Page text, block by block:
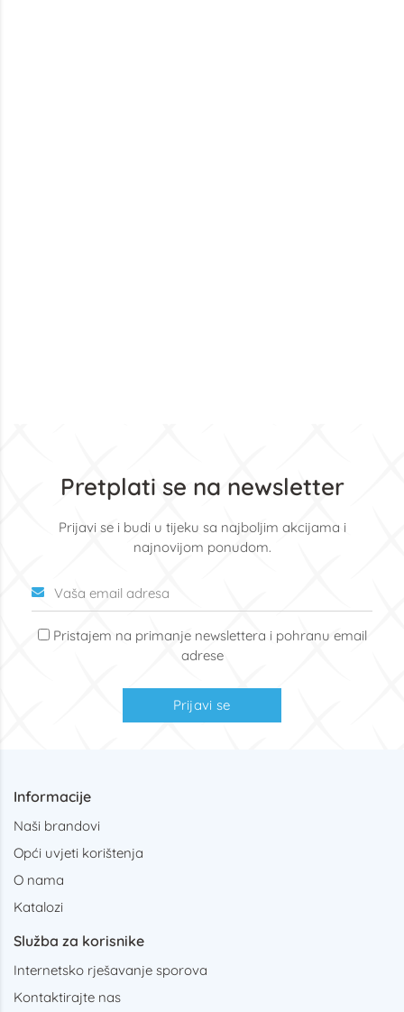
Pretplati se na newsletter
Prijavi se i budi u tijeku sa najboljim akcijama i
najnovijom ponudom.
Pristajem na primanje newslettera i pohranu email
adrese
Prijavi se
Informacije
Naši brandovi
Opći uvjeti korištenja
O nama
Katalozi
Služba za korisnike
Internetsko rješavanje sporova
Kontaktirajte nas